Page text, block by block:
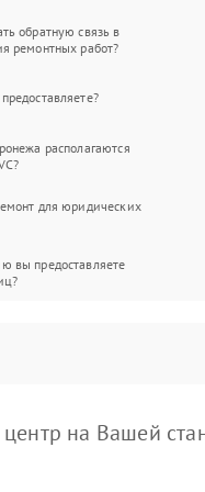
обратную связь в
ремонтных работ?
располагаются
для юридических
вы предоставляете
на Вашей